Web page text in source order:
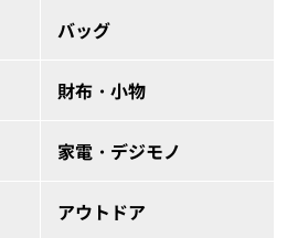
バッグ
財布・小物
家電・デジモノ
アウトドア